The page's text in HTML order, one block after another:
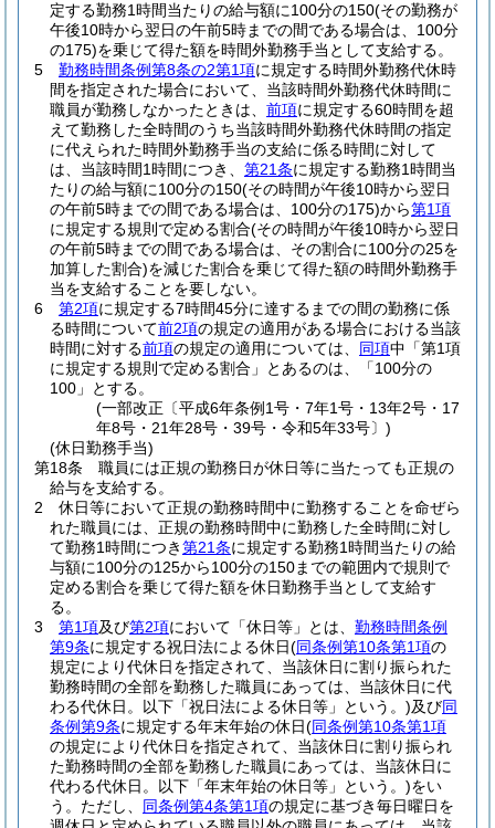
定する勤務1時間当たりの給与額に100分の150(その勤務が
午後10時から翌日の午前5時までの間である場合は、100分
の175)を乗じて得た額を時間外勤務手当として支給する。
5
勤務時間条例第8条の2第1項に規定する時間外勤務代休時
間を指定された場合において、当該時間外勤務代休時間に
職員が勤務しなかったときは、 前項に規定する60時間を超
えて勤務した全時間のうち当該時間外勤務代休時間の指定
に代えられた時間外勤務手当の支給に係る時間に対して
は、当該時間1時間につき、 第21条に規定する勤務1時間当
たりの給与額に100分の150(その時間が午後10時から翌日
の午前5時までの間である場合は、100分の175)から第1項
に規定する規則で定める割合(その時間が午後10時から翌日
の午前5時までの間である場合は、その割合に100分の25を
加算した割合)を減じた割合を乗じて得た額の時間外勤務手
当を支給することを要しない。
6
第2項に規定する7時間45分に達するまでの間の勤務に係
る時間について前2項の規定の適用がある場合における当該
時間に対する前項の規定の適用については、 同項中「第1項
に規定する規則で定める割合」とあるのは、「100分の
100」とする。
(一部改正〔平成6年条例1号・7年1号・13年2号・17
年8号・21年28号・39号・令和5年33号〕)
(休日勤務手当)
第18条
職員には正規の勤務日が休日等に当たっても正規の
給与を支給する。
2
休日等において正規の勤務時間中に勤務することを命ぜら
れた職員には、正規の勤務時間中に勤務した全時間に対し
て勤務1時間につき第21条に規定する勤務1時間当たりの給
与額に100分の125から100分の150までの範囲内で規則で
定める割合を乗じて得た額を休日勤務手当として支給す
る。
3
第1項及び第2項において「休日等」とは、 勤務時間条例
第9条に規定する祝日法による休日(同条例第10条第1項の
規定により代休日を指定されて、当該休日に割り振られた
勤務時間の全部を勤務した職員にあっては、当該休日に代
わる代休日。以下「祝日法による休日等」という。)及び同
条例第9条に規定する年末年始の休日(同条例第10条第1項
の規定により代休日を指定されて、当該休日に割り振られ
た勤務時間の全部を勤務した職員にあっては、当該休日に
代わる代休日。以下「年末年始の休日等」という。)をい
う。 ただし、 同条例第4条第1項の規定に基づき毎日曜日を